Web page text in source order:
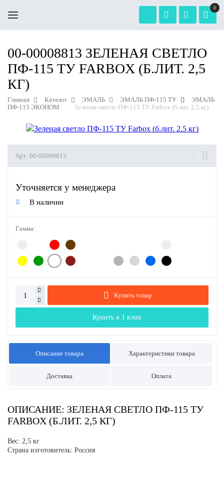
0
00-00008813 ЗЕЛЕНАЯ СВЕТЛО
ПФ-115 ТУ FARBOX (Б.ЛИТ. 2,5
КГ)
Главная Каталог ЭМАЛЬ ЭМАЛЬ ПФ-115 ТУ
ЭМАЛЬ
ПФ-115 ЭКОНОМ
Зеленая светло ПФ-115 ТУ Farbox (б.лит. 2,5 кг)
Арт: 00-00008813
Уточняется у менеджера
В наличии
Гамма:
Купить товар
Купить в 1 клик
Описание товара Характеристики товара
Доставка Оплата
ОПИСАНИЕ: ЗЕЛЕНАЯ СВЕТЛО ПФ-115 ТУ
FARBOX (Б.ЛИТ. 2,5 КГ)
Вес: 2,5 кг
Страна изготовитель: Россия